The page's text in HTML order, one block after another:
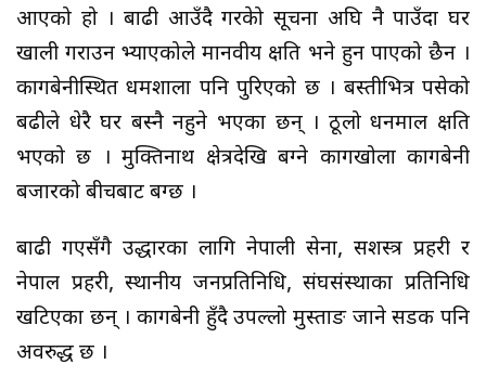
आएको हो । बाढी आउँदै गरकेो सूचना अघि नै पाउँदा घर
खाली गराउन भ्याएकोले मानवीय क्षति भने हुन पाएको छैन ।
कागबेनीस्थित धर्मशाला पनि पुरिएको छ । बस्तीभित्र पसेको
बढीले धेरै घर बस्नै नहुने भएका छन् । ठूलो धनमाल क्षति
भएको छ । मुक्तिनाथ क्षेत्रदेखि बग्ने कागखोला कागबेनी
बजारको बीचबाट बग्छ ।
बाढी गएसँगै उद्धारका लागि नेपाली सेना, सशस्त्र प्रहरी र
नेपाल प्रहरी, स्थानीय जनप्रतिनिधि, संघसंस्थाका प्रतिनिधि
खटिएका छन् । कागबेनी हुँदै उपल्लो मुस्ताङ जाने सडक पनि
अवरुद्ध छ ।